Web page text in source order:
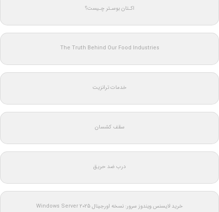
اکـتان بوسـتر چـیست؟
The Truth Behind Our Food Industries
خدمات ترانزیت
سقف کشسان
درب ضد حریق
خرید لایسنس ویندوز سرور: نسخه اورجینال Windows Server 2025